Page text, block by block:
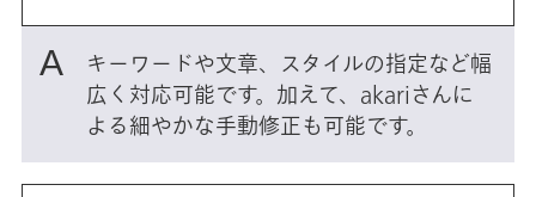
キーワードや文章、スタイルの指定など幅
広く対応可能です。加えて、akariさんに
よる細やかな手動修正も可能です。